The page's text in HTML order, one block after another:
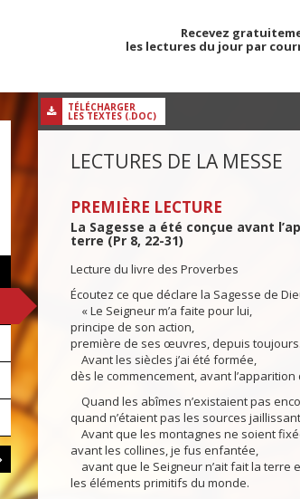
Recevez
les lectures du jour par
TÉLÉCHARGER
LES TEXTES (.DOC)
LECTURES DE LA MESSE
PREMIÈRE LECTURE
La Sagesse a été conçue avant
terre (Pr 8, 22-31)
Lecture du livre des Proverbes
Écoutez ce que déclare la Sagesse de
« Le Seigneur m’a faite pour lui,
principe de son action,
première de ses œuvres, depuis toujours.
Avant les siècles j’ai été formée,
dès le commencement, avant l’apparition
Quand les abîmes n’existaient pas
quand n’étaient pas les sources
Avant que les montagnes ne soient
avant les collines, je fus enfantée,
avant que le Seigneur n’ait fait la terre
les éléments primitifs du monde.